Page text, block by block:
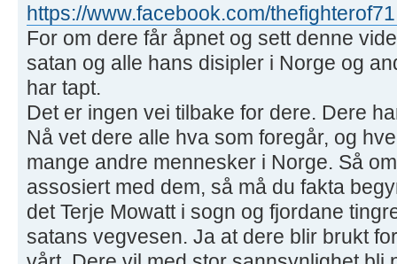
https://www.facebook.com/
For om dere får åpnet og sett denne
satan og alle hans disipler i Norge og
har tapt.
Det er ingen vei tilbake for dere. Dere
Nå vet dere alle hva som foregår, og
mange andre mennesker i Norge. Så
assosiert med dem, så må du fakta
det Terje Mowatt i sogn og fjordane
satans vegvesen. Ja at dere blir brukt